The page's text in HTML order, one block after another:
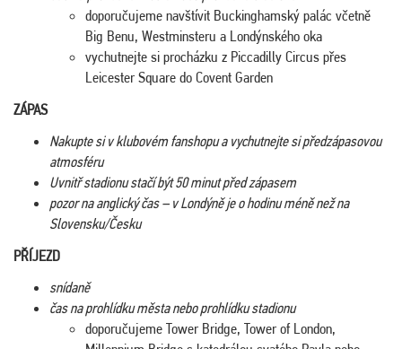
doporučujeme navštívit Buckinghamský palác včetně
Big Benu, Westminsteru a Londýnského oka
vychutnejte si procházku z Piccadilly Circus přes
Leicester Square do Covent Garden
ZÁPAS
Nakupte si v klubovém fanshopu a vychutnejte si předzápasovou
atmosféru
Uvnitř stadionu stačí být 50 minut před zápasem
pozor na anglický čas – v Londýně je o hodinu méně než na
Slovensku/Česku
PŘÍJEZD
snídaně
čas na prohlídku města nebo prohlídku stadionu
doporučujeme Tower Bridge, Tower of London,